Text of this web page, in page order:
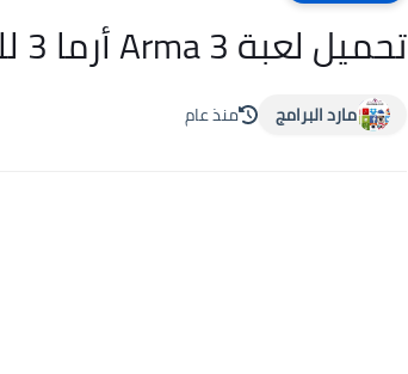
تحميل لعبة Arma 3 أرما 3 للكمبيوتر والاندرويد كاملة برابط مباشر ميديا فاير
مارد البرامج منذ عام